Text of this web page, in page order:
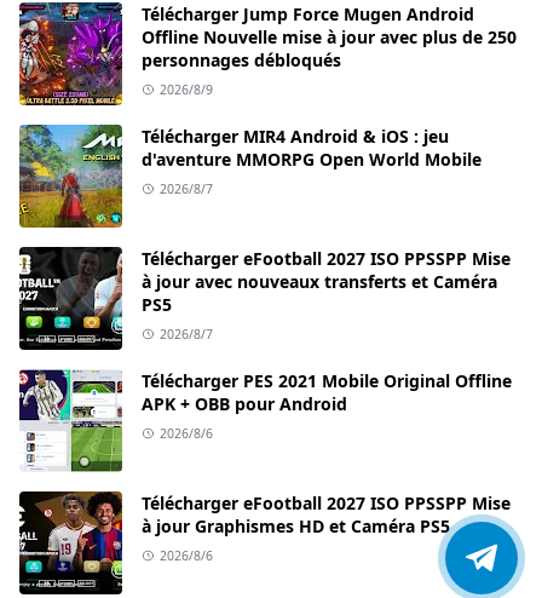
Télécharger Jump Force Mugen Android
Offline Nouvelle mise à jour avec plus de 250
personnages débloqués
2026/8/9
Télécharger MIR4 Android & iOS : jeu
d'aventure MMORPG Open World Mobile
2026/8/7
Télécharger eFootball 2027 ISO PPSSPP Mise
à jour avec nouveaux transferts et Caméra
PS5
2026/8/7
Télécharger PES 2021 Mobile Original Offline
APK + OBB pour Android
2026/8/6
Télécharger eFootball 2027 ISO PPSSPP Mise
à jour Graphismes HD et Caméra PS5
2026/8/6